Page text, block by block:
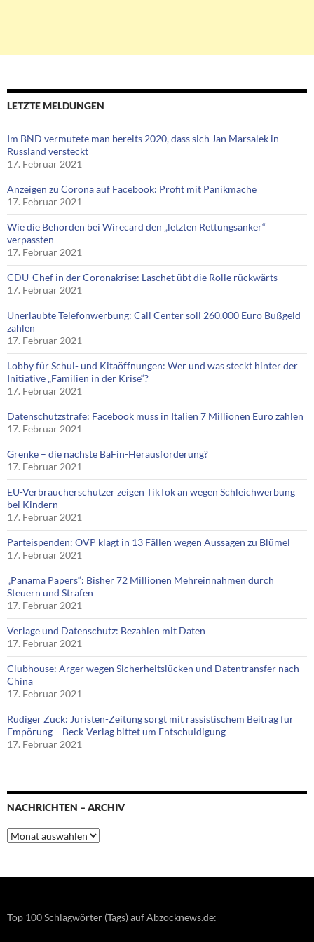
LETZTE MELDUNGEN
Im BND vermutete man bereits 2020, dass sich Jan Marsalek in
Russland versteckt
17. Februar 2021
Anzeigen zu Corona auf Facebook: Profit mit Panikmache
17. Februar 2021
Wie die Behörden bei Wirecard den „letzten Rettungsanker“
verpassten
17. Februar 2021
CDU-Chef in der Coronakrise: Laschet übt die Rolle rückwärts
17. Februar 2021
Unerlaubte Telefonwerbung: Call Center soll 260.000 Euro Bußgeld
zahlen
17. Februar 2021
Lobby für Schul- und Kitaöffnungen: Wer und was steckt hinter der
Initiative „Familien in der Krise“?
17. Februar 2021
Datenschutzstrafe: Facebook muss in Italien 7 Millionen Euro zahlen
17. Februar 2021
Grenke – die nächste BaFin-Herausforderung?
17. Februar 2021
EU-Verbraucherschützer zeigen TikTok an wegen Schleichwerbung
bei Kindern
17. Februar 2021
Parteispenden: ÖVP klagt in 13 Fällen wegen Aussagen zu Blümel
17. Februar 2021
„Panama Papers“: Bisher 72 Millionen Mehreinnahmen durch
Steuern und Strafen
17. Februar 2021
Verlage und Datenschutz: Bezahlen mit Daten
17. Februar 2021
Clubhouse: Ärger wegen Sicherheitslücken und Datentransfer nach
China
17. Februar 2021
Rüdiger Zuck: Juristen-Zeitung sorgt mit rassistischem Beitrag für
Empörung – Beck-Verlag bittet um Entschuldigung
17. Februar 2021
NACHRICHTEN – ARCHIV
Nachrichten
–
Top 100 Schlagwörter (Tags) auf Abzocknews.de: